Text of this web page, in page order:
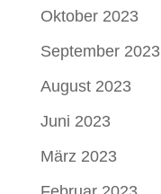
Oktober 2023
September 2023
August 2023
Juni 2023
März 2023